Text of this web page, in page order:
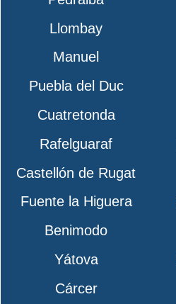
Llombay
Manuel
Puebla del Duc
Cuatretonda
Rafelguaraf
Castellón de Rugat
Fuente la Higuera
Benimodo
Yátova
Cárcer